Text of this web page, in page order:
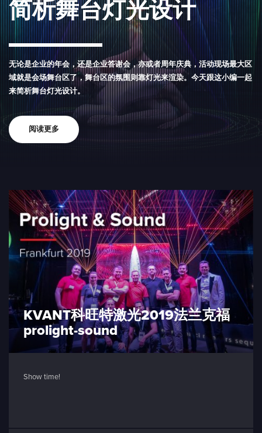
简析舞台灯光设计
无论是企业的年会，还是企业答谢会，亦或者周年庆典，活动现场最大区
域就是会场舞台区了，舞台区的氛围则靠灯光来渲染。今天跟这小编一起
来简析舞台灯光设计。
阅读更多
KVANT科旺特激光2019法兰克福
prolight-sound
Show time!